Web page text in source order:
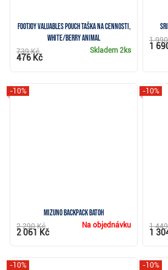
FootJoy Valuables Pouch taška na cennosti,
white/berry animal
Skladem2ks
739 Kč
476 Kč
1
1
Mizuno Backpack batoh
-10%
Na objednávku
2 290 Kč
2 061 Kč
-10%
1
1
-10% -10%